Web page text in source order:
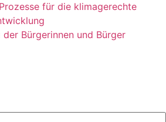
für die klimagerechte
Bürgerinnen und Bürger